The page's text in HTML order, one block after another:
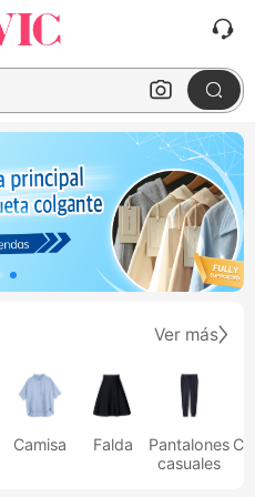
Ver más
Camisa Falda
Pantalones
casuales